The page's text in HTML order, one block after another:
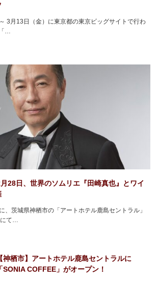
3月13日（金）に東京都の東京ビッグサイトで行わ
…
月28日、世界のソムリエ『田崎真也』とワイ
、茨城県神栖市の「アートホテル鹿島セントラル」
にて…
【神栖市】アートホテル鹿島セントラルに
「SONIA COFFEE」がオープン！